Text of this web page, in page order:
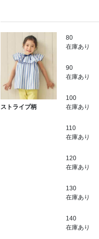
ストライプ柄
80
在庫あり
90
在庫あり
100
在庫あり
110
在庫あり
120
在庫あり
130
在庫あり
140
在庫あり